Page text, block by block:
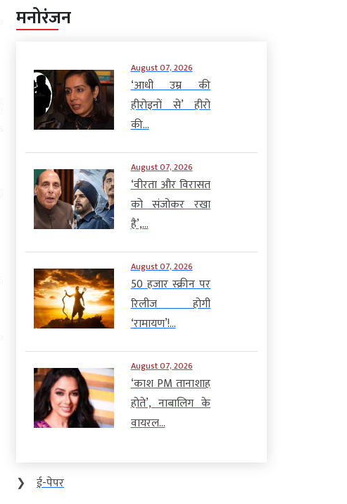
मनोरंजन
August 07, 2026
‘आधी उम्र की
हीरोइनों से’ हीरो
की...
August 07, 2026
‘वीरता और विरासत
को संजोकर रखा
है’,...
August 07, 2026
50 हजार स्क्रीन पर
रिलीज होगी
‘रामायण’!...
August 07, 2026
‘काश PM तानाशाह
होते’, नाबालिग के
वायरल...
❯
ई-पेपर